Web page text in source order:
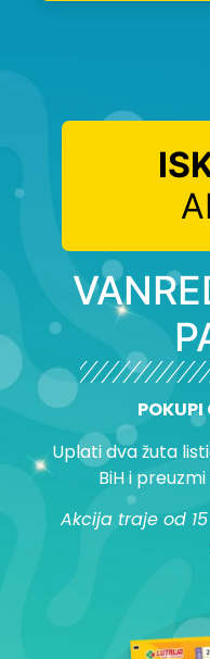
POKUPI
Uplati dva žuta
BiH i
Akcija traje od